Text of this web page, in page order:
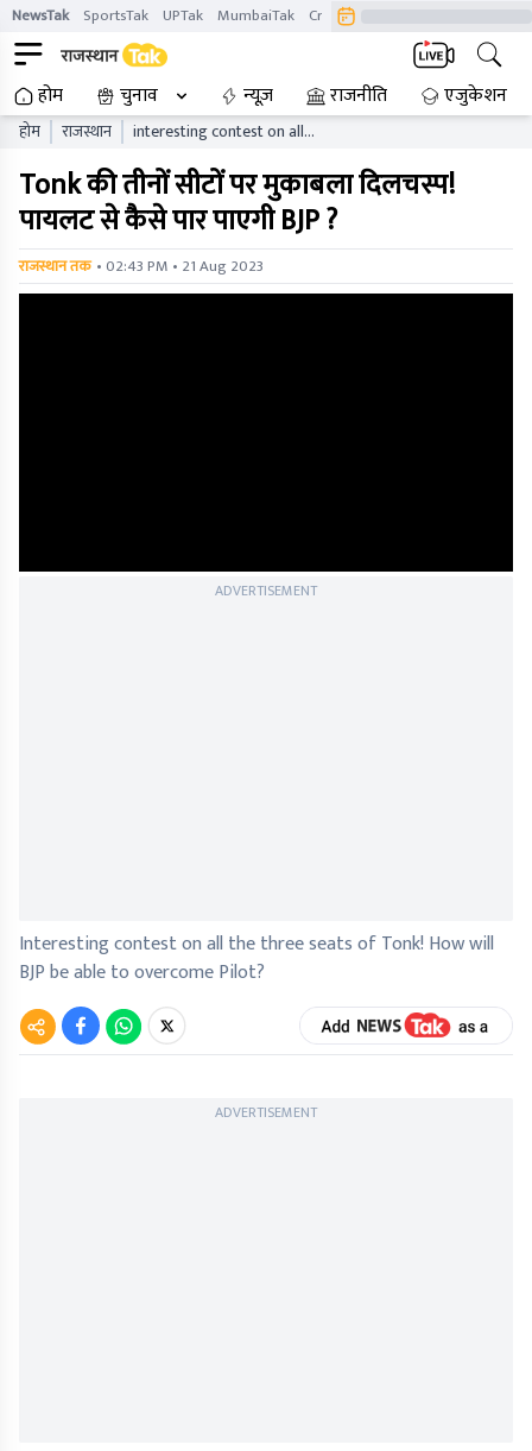
NewsTak SportsTak UPTak MumbaiTak CrimeTak
होम चुनाव न्यूज़ राजनीति एजुकेशन
होम राजस्थान
interesting contest on all
will bjp be able to
overcome pilot
Tonk की तीनों सीटों पर मुकाबला दिलचस्प!
पायलट से कैसे पार पाएगी BJP ?
राजस्थान तक • 02:43 PM • 21 Aug 2023
ADVERTISEMENT
Interesting contest on all the three seats of Tonk! How will
BJP be able to overcome Pilot?
ADVERTISEMENT